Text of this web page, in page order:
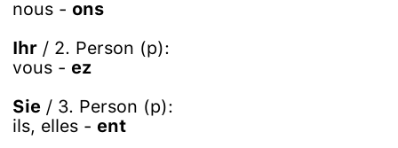
nous - ons
Ihr / 2. Person (p):
vous - ez
Sie / 3. Person (p):
ils, elles - ent